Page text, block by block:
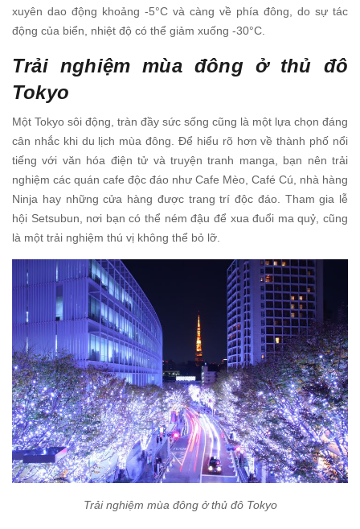
xuyên dao động khoảng -5°C và càng về phía đông, do sự tác
động của biển, nhiệt độ có thể giảm xuống -30°C.
Trải nghiệm mùa đông ở thủ đô
Tokyo
Một Tokyo sôi động, tràn đầy sức sống cũng là một lựa chọn đáng
cân nhắc khi du lịch mùa đông. Để hiểu rõ hơn về thành phố nổi
tiếng với văn hóa điện tử và truyện tranh manga, bạn nên trải
nghiệm các quán cafe độc đáo như Cafe Mèo, Café Cú, nhà hàng
Ninja hay những cửa hàng được trang trí độc đáo. Tham gia lễ
hội Setsubun, nơi bạn có thể ném đậu để xua đuổi ma quỷ, cũng
là một trải nghiệm thú vị không thể bỏ lỡ.
Trải nghiệm mùa đông ở thủ đô Tokyo